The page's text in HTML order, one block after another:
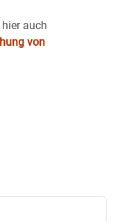
auch
von